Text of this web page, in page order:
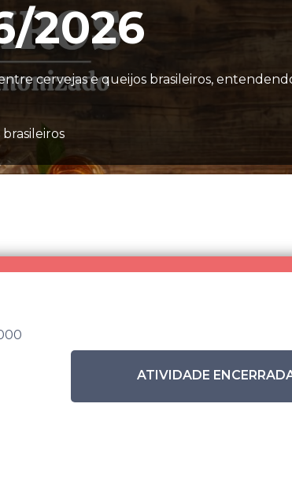
2026
cervejas e queijos brasileiros,
ATIVIDADE